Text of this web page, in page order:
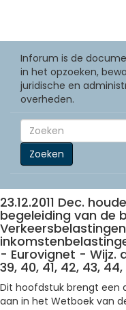
Inforum is de
in het opzoeken,
juridische en
overheden.
Zoeken
23.12.2011 Dec.
begeleiding van de
- Eurovignet - Wijz.
39, 40, 41, 42, 43,
Dit hoofdstuk brengt een
aan in het Wetboek van